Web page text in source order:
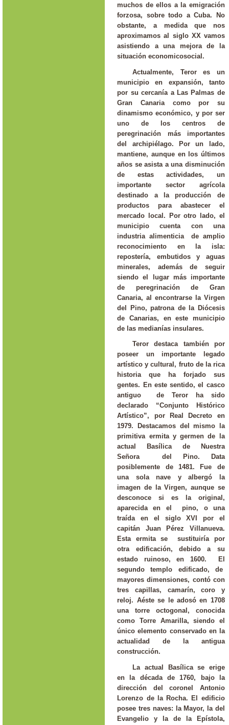
muchos de ellos a la emigración
forzosa, sobre todo a Cuba. No
obstante, a medida que nos
aproximamos al siglo XX vamos
asistiendo a una mejora de la
situación economicosocial.
Actualmente, Teror es un
municipio en expansión, tanto
por su cercanía a Las Palmas de
Gran Canaria como por su
dinamismo económico, y por ser
uno de los centros de
peregrinación más importantes
del archipiélago. Por un lado,
mantiene, aunque en los últimos
años se asista a una disminución
de estas actividades, un
importante sector agrícola
destinado a la producción de
productos para abastecer el
mercado local. Por otro lado, el
municipio cuenta con una
industria alimenticia de amplio
reconocimiento en la isla:
repostería, embutidos y aguas
minerales, además de seguir
siendo el lugar más importante
de peregrinación de Gran
Canaria, al encontrarse la Virgen
del Pino, patrona de la Diócesis
de Canarias, en este municipio
de las medianías insulares.
Teror destaca también por
poseer un importante legado
artístico y cultural, fruto de la rica
historia que ha forjado sus
gentes. En este sentido, el casco
antiguo de Teror ha sido
declarado “Conjunto Histórico
Artístico”, por Real Decreto en
1979. Destacamos del mismo la
primitiva ermita y germen de la
actual Basílica de Nuestra
Señora del Pino. Data
posiblemente de 1481. Fue de
una sola nave y albergó la
imagen de la Virgen, aunque se
desconoce si es la original,
aparecida en el pino, o una
traída en el siglo XVI por el
capitán Juan Pérez Villanueva.
Esta ermita se sustituiría por
otra edificación, debido a su
estado ruinoso, en 1600. El
segundo templo edificado, de
mayores dimensiones, contó con
tres capillas, camarín, coro y
reloj. Aéste se le adosó en 1708
una torre octogonal, conocida
como Torre Amarilla, siendo el
único elemento conservado en la
actualidad de la antigua
construcción.
La actual Basílica se erige
en la década de 1760, bajo la
dirección del coronel Antonio
Lorenzo de la Rocha. El edificio
posee tres naves: la Mayor, la del
Evangelio y la de la Epístola,